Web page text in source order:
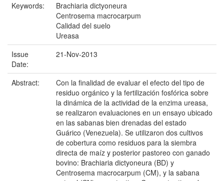
Keywords:
Brachiaria dictyoneura
Centrosema macrocarpum
Calidad del suelo
Ureasa
Issue
Date:
21-Nov-2013
Abstract:
Con la finalidad de evaluar el efecto del tipo de
residuo orgánico y la fertilización fosfórica sobre
la dinámica de la actividad de la enzima ureasa,
se realizaron evaluaciones en un ensayo ubicado
en las sabanas bien drenadas del estado
Guárico (Venezuela). Se utilizaron dos cultivos
de cobertura como residuos para la siembra
directa de maíz y posterior pastoreo con ganado
bovino: Brachiaria dictyoneura (BD) y
Centrosema macrocarpum (CM), y la sabana